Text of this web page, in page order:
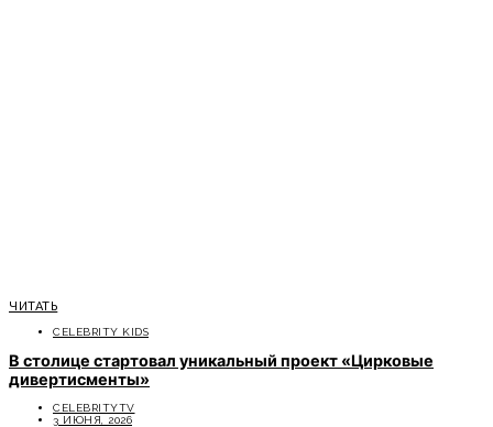
ЧИТАТЬ
CELEBRITY KIDS
В столице стартовал уникальный проект «Цирковые
дивертисменты»
CELEBRITYTV
3 ИЮНЯ, 2026